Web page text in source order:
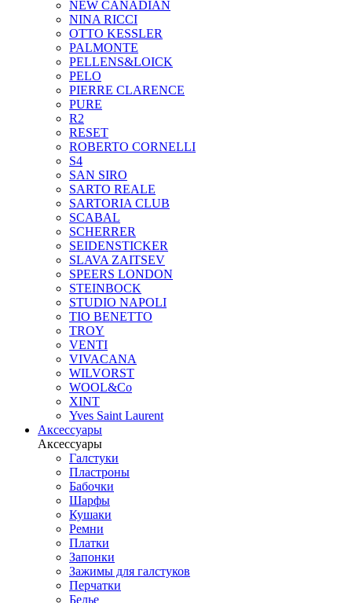
NEW CANADIAN
NINA RICCI
OTTO KESSLER
PALMONTE
PELLENS&LOICK
PELO
PIERRE CLARENCE
PURE
R2
RESET
ROBERTO CORNELLI
S4
SAN SIRO
SARTO REALE
SARTORIA CLUB
SCABAL
SCHERRER
SEIDENSTICKER
SLAVA ZAITSEV
SPEERS LONDON
STEINBOCK
STUDIO NAPOLI
TIO BENETTO
TROY
VENTI
VIVACANA
WILVORST
WOOL&Co
XINT
Yves Saint Laurent
Аксессуары
Аксессуары
Галстуки
Пластроны
Бабочки
Шарфы
Кушаки
Ремни
Платки
Запонки
Зажимы для галстуков
Перчатки
Белье